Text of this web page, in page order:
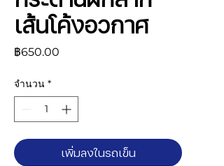
เส้นโค้งอวกาศ
฿650.00
จำนวน *
เพิ่มลงในรถเข็น